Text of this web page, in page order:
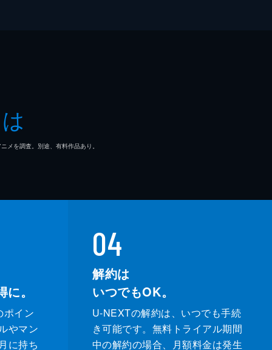
を調査。別途、有料作品あり。
。
ポイン
やマン
に持ち
04
解約は
いつでもOK。
U-NEXTの解約は、いつでも手続
き可能です。無料トライアル期間
中の解約の場合、月額料金は発生